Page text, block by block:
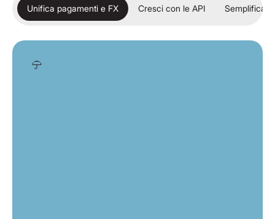
Unifica pagamenti e FX Cresci con le API Semplifica